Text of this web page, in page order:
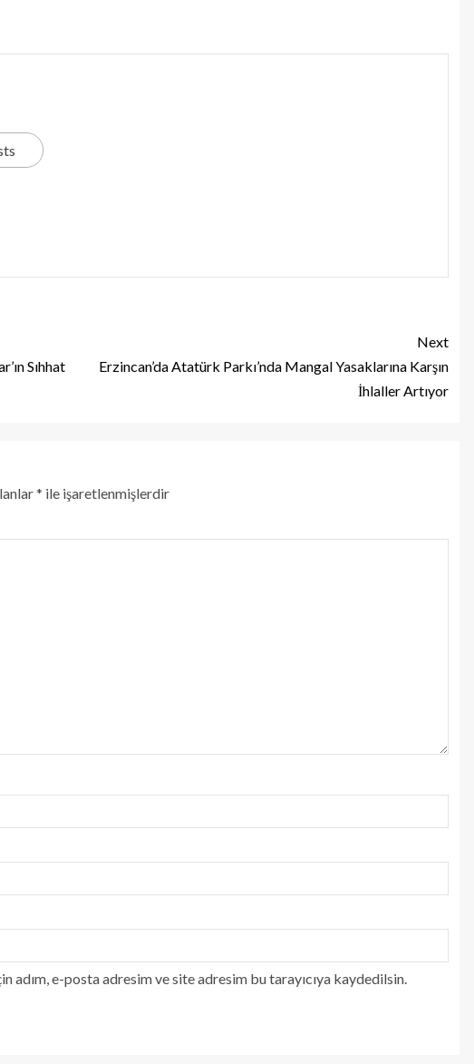
Sıhhat
Next
Erzincan’da Atatürk Parkı’nda Mangal Yasaklarına Karşın
İhlaller Artıyor
* ile işaretlenmişlerdir
adım, e-posta adresim ve site adresim bu tarayıcıya kaydedilsin.